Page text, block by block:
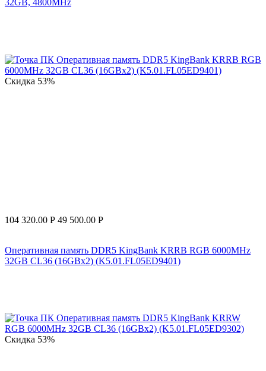
32GB, 4800MHz
Скидка 53%
104 320.00 Р 49 500.00 Р
Оперативная память DDR5 KingBank KRRB RGB 6000MHz
32GB CL36 (16GBx2) (K5.01.FL05ED9401)
Скидка 53%